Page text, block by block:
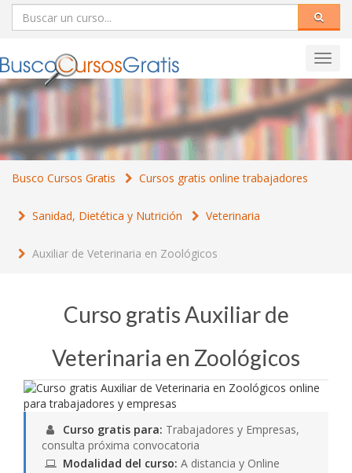
Busco Cursos Gratis Cursos gratis online trabajadores
Sanidad, Dietética y Nutrición Veterinaria
Auxiliar de Veterinaria en Zoológicos
Curso gratis Auxiliar de
Veterinaria en Zoológicos
Curso gratis para: Trabajadores y Empresas,
consulta próxima convocatoria
Modalidad del curso: A distancia y Online